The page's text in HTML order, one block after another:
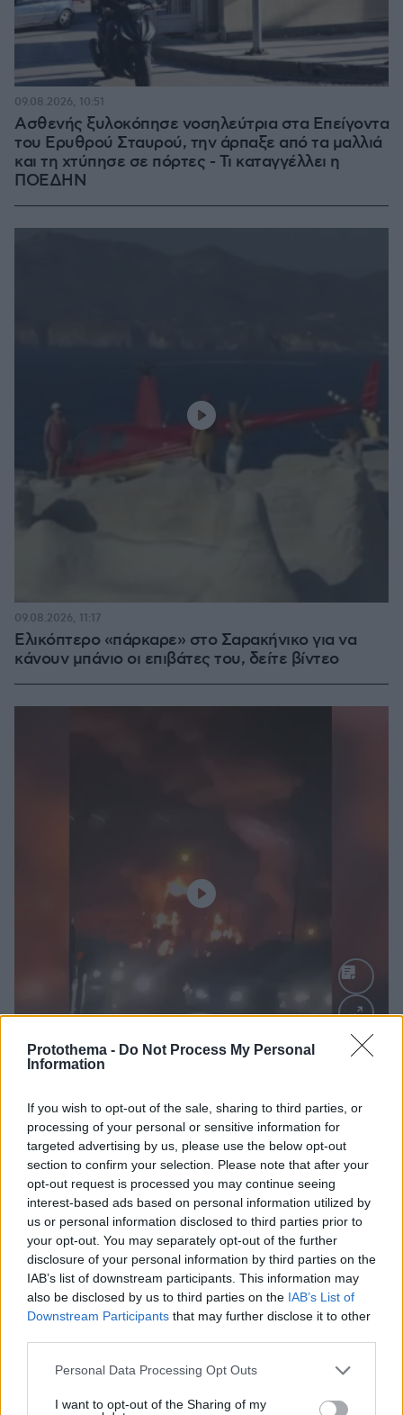
Protothema - Do Not Process My Personal
Information
If you wish to opt-out of the sale, sharing to third parties, or
processing of your personal or sensitive information for
targeted advertising by us, please use the below opt-out
section to confirm your selection. Please note that after your
opt-out request is processed you may continue seeing
interest-based ads based on personal information utilized by
us or personal information disclosed to third parties prior to
your opt-out. You may separately opt-out of the further
disclosure of your personal information by third parties on the
IAB’s list of downstream participants. This information may
also be disclosed by us to third parties on the IAB’s List of
Downstream Participants that may further disclose it to other
Please note that this website/app uses one or more Google
not limited to your visit or usage behaviour. You may click to
Personal Data Processing Opt Outs
I want to opt-out of the Sharing of my
Ασθενής ξυλοκόπησε νοσηλεύτρια στα Επείγοντα
του Ερυθρού Σταυρού, την άρπαξε από τα μαλλιά
και τη χτύπησε σε πόρτες - Τι καταγγέλλει η
ΠΟΕΔΗΝ
09.08.2026, 10:51
Ελικόπτερο «πάρκαρε» στο Σαρακήνικο για να
κάνουν μπάνιο οι επιβάτες του, δείτε βίντεο
09.08.2026, 11:17
Νέα ανάφλεξη στη Μέση Ανατολή: Οι Χούθι
χτύπησαν εγκατάσταση της Aramco, το Ιράν βάζει
πιο σκληρούς όρους για τα Στενά του Ορμούζ
Το σπίτι του τρόμου στο Άινταχο: Η
νύχτα που τέσσερις φοιτητές
δολοφονήθηκαν μέσα σε λίγα λεπτά
09.08.2026, 08:33 25
Οι τελευταίες μέρες της 49χρονης
Αλτσχάιμερ και επέλεξε την ιατρικώς